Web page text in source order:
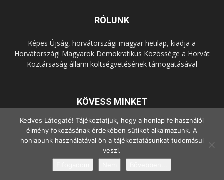
RÓLUNK
Képes Újság, horvátországi magyar hetilap, kiadja a
Horvátországi Magyarok Demokratikus Közössége a Horvát
Köztársaság állami költségvetésének támogatásával
KÖVESS MINKET
© Copyright - 2022 Minden jog fenntartva.
Kedves Látogató! Tájékoztatjuk, hogy a honlap felhasználói
élmény fokozásának érdekében sütiket alkalmazunk. A
honlapunk használatával ön a tájékoztatásunkat tudomásul
veszi.